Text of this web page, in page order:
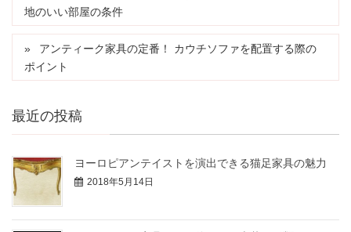
地のいい部屋の条件
アンティーク家具の定番！ カウチソファを配置する際の
ポイント
最近の投稿
ヨーロピアンテイストを演出できる猫足家具の魅力
2018年5月14日